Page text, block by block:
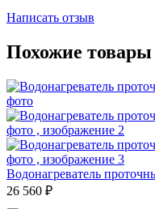
Написать отзыв
Похожие товары
Водонагреватель
26 560 ₽